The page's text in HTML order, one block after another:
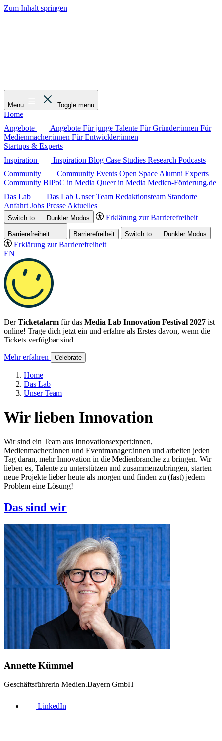
Zum Inhalt springen
Menu Toggle menu
Home
Angebote
Angebote Für junge Talente Für Gründer:innen Für
Medienmacher:innen Für Entwickler:innen
Startups & Experts
Inspiration
Inspiration Blog Case Studies Research Podcasts
Community
Community Events Open Space Alumni Experts
Community BIPoC in Media Queer in Media Medien-Förderung.de
Das Lab
Das Lab Unser Team Redaktionsteam Standorte
Anfahrt Jobs Presse Aktuelles
Switch to DunklerModus Erklärung zur Barrierefreiheit
Barrierefreiheit Barrierefreiheit Switch to DunklerModus
Erklärung zur Barrierefreiheit
EN
DerTicketalarm für das Media Lab Innovation Festival 2027 ist
online! Trage dich jetzt ein und erfahre als Erstes davon, wenn die
Tickets verfügbar sind.
Mehr erfahren Celebrate
Home
Das Lab
Unser Team
Wir lieben Innovation
Wir sind ein Team aus Innovationsexpert:innen,
Medienmacher:innen und Eventmanager:innen und arbeiten jeden
Tag daran, mehr Innovation in die Medienbranche zu bringen. Wir
lieben es, Talente zu unterstützen und zusammenzubringen, starten
neue Projekte lieber heute als morgen und finden zu (fast) jedem
Problem eine Lösung!
Das sind wir
Annette Kümmel
Geschäftsführerin Medien.Bayern GmbH
LinkedIn